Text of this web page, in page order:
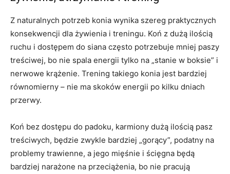
Z naturalnych potrzeb konia wynika szereg praktycznych
konsekwencji dla żywienia i treningu. Koń z dużą ilością
ruchu i dostępem do siana często potrzebuje mniej paszy
treściwej, bo nie spala energii tylko na „stanie w boksie” i
nerwowe krążenie. Trening takiego konia jest bardziej
równomierny – nie ma skoków energii po kilku dniach
przerwy.
Koń bez dostępu do padoku, karmiony dużą ilością pasz
treściwych, będzie zwykle bardziej „gorący”, podatny na
problemy trawienne, a jego mięśnie i ścięgna będą
bardziej narażone na przeciążenia, bo nie pracują